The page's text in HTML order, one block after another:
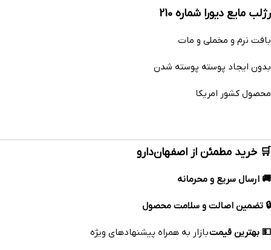
رژلب مایع دیورا شماره 210
بافت نرم و مخملی و مات
بدون ایجاد پوسته پوسته شدن
محصول کشور امریکا
🛒 خرید مطمئن از اصفهان‌دارو
🚚 ارسال سریع و محرمانه
🔒 تضمین اصالت و سلامت محصول
💵 بهترین قیمتبازار به همراه پیشنهادهای ویژه